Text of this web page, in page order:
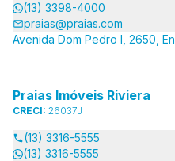
(13) 3398-4000
praias@praias.com
Avenida Dom Pedro I, 2650,
Praias Imóveis Riviera
CRECI: 26037J
(13) 3316-5555
(13) 3316-5555